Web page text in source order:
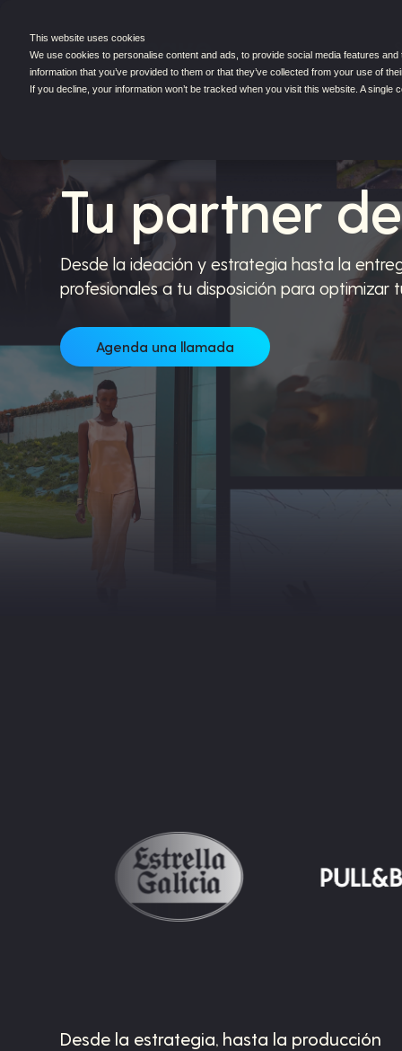
This website uses cookies
We use cookies to personalise content and ads, to provide social media features
information that you’ve provided to them or that they’ve collected from your use of
If you decline, your information won’t be tracked when you visit this website. A
Tu partner
Desde la ideación y estrategia hasta la
profesionales a tu disposición para optimizar
Agenda una llamada
Desde la estrategia, hasta la producción